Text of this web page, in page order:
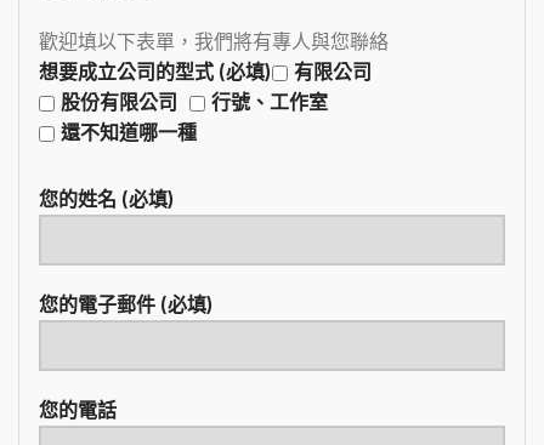
歡迎填以下表單，我們將有專人與您聯絡
想要成立公司的型式 (必填)
有限公司
股份有限公司
行號、工作室
還不知道哪一種
您的姓名 (必填)
您的電子郵件 (必填)
您的電話